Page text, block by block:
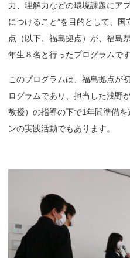
力、理解力などの環境課題にア
につけること”を目的として、
点（以下、福島拠点）が、福島
年生８名と行ったプログラムです
このプログラムは、福島拠点が
ログラムであり、担当した浅野
教授）の指導の下で1年間準備
ンの実践活動でもあります。